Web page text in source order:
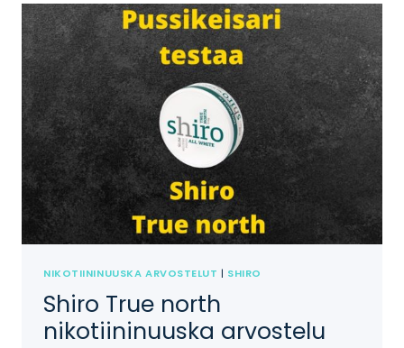
NIKOTIININUUSKA ARVOSTELUT | SHIRO
Shiro True north
nikotiininuuska arvostelu